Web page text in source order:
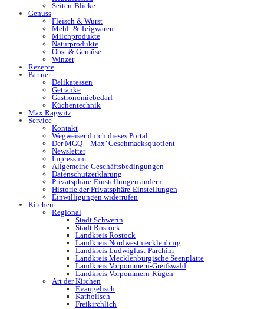
Seiten-Blicke
Genuss
Fleisch & Wurst
Mehl- & Teigwaren
Milchprodukte
Naturprodukte
Obst & Gemüse
Winzer
Rezepte
Partner
Delikatessen
Getränke
Gastronomiebedarf
Küchentechnik
Max Ragwitz
Service
Kontakt
Wegweiser durch dieses Portal
Der MGQ – Max’ Geschmacksquotient
Newsletter
Impressum
Allgemeine Geschäftsbedingungen
Datenschutzerklärung
Privatsphäre-Einstellungen ändern
Historie der Privatsphäre-Einstellungen
Einwilligungen widerrufen
Kirchen
Regional
Stadt Schwerin
Stadt Rostock
Landkreis Rostock
Landkreis Nordwestmecklenburg
Landkreis Ludwiglust-Parchim
Landkreis Mecklenburgische Seenplatte
Landkreis Vorpommern-Greifswald
Landkreis Vorpommern-Rügen
Art der Kirchen
Evangelisch
Katholisch
Freikirchlich